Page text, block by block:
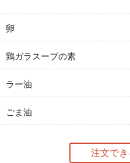
卵
鶏ガラスープの素
ラー油
ごま油
注文で